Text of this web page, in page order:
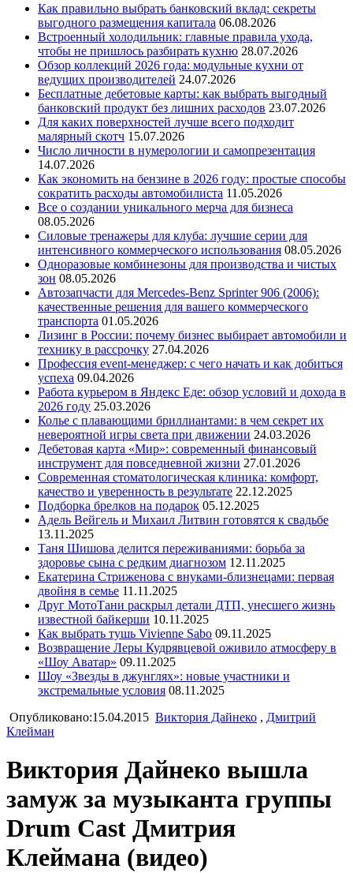
Как правильно выбрать банковский вклад: секреты
выгодного размещения капитала 06.08.2026
Встроенный холодильник: главные правила ухода,
чтобы не пришлось разбирать кухню 28.07.2026
Обзор коллекций 2026 года: модульные кухни от
ведущих производителей 24.07.2026
Бесплатные дебетовые карты: как выбрать выгодный
банковский продукт без лишних расходов 23.07.2026
Для каких поверхностей лучше всего подходит
малярный скотч 15.07.2026
Число личности в нумерологии и самопрезентация
14.07.2026
Как экономить на бензине в 2026 году: простые способы
сократить расходы автомобилиста 11.05.2026
Все о создании уникального мерча для бизнеса
08.05.2026
Силовые тренажеры для клуба: лучшие серии для
интенсивного коммерческого использования 08.05.2026
Одноразовые комбинезоны для производства и чистых
зон 08.05.2026
Автозапчасти для Mercedes-Benz Sprinter 906 (2006):
качественные решения для вашего коммерческого
транспорта 01.05.2026
Лизинг в России: почему бизнес выбирает автомобили и
технику в рассрочку 27.04.2026
Профессия event-менеджер: с чего начать и как добиться
успеха 09.04.2026
Работа курьером в Яндекс Еде: обзор условий и дохода в
2026 году 25.03.2026
Колье с плавающими бриллиантами: в чем секрет их
невероятной игры света при движении 24.03.2026
Дебетовая карта «Мир»: современный финансовый
инструмент для повседневной жизни 27.01.2026
Современная стоматологическая клиника: комфорт,
качество и уверенность в результате 22.12.2025
Подборка брелков на подарок 05.12.2025
Адель Вейгель и Михаил Литвин готовятся к свадьбе
13.11.2025
Таня Шишова делится переживаниями: борьба за
здоровье сына с редким диагнозом 12.11.2025
Екатерина Стриженова с внуками-близнецами: первая
двойня в семье 11.11.2025
Друг МотоТани раскрыл детали ДТП, унесшего жизнь
известной байкерши 10.11.2025
Как выбрать тушь Vivienne Sabo 09.11.2025
Возвращение Леры Кудрявцевой оживило атмосферу в
«Шоу Аватар» 09.11.2025
Шоу «Звезды в джунглях»: новые участники и
экстремальные условия 08.11.2025
Опубликовано:15.04.2015 Виктория Дайнеко , Дмитрий
Клейман
Виктория Дайнеко вышла
замуж за музыканта группы
Drum Cast Дмитрия
Клеймана (видео)